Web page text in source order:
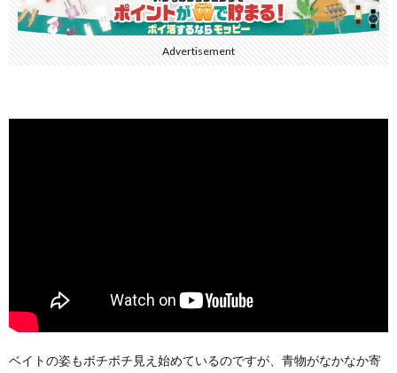
Advertisement
ベイトの姿もボチボチ見え始めているのですが、青物がなかなか寄